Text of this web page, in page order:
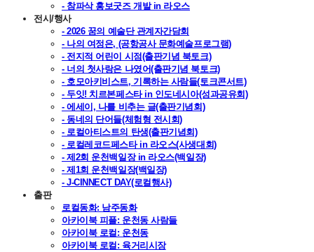
- 참파삭 홍보굿즈 개발 in 라오스
전시/행사
- 2026 꿈의 예술단 관계자간담회
- 나의 여정은, (공항공사 문화예술프로그램)
- 전지적 어린이 시점(출판기념 북토크)
- 너의 첫사랑은 나였어(출판기념 북토크)
- 호모아키비스트, 기록하는 사람들(토크콘서트)
- 두잇! 치르본페스타 in 인도네시아(성과공유회)
- 에세이, 나를 비추는 글(출판기념회)
- 동네의 단어들(체험형 전시회)
- 로컬아티스트의 탄생(출판기념회)
- 로컬레코드페스타 in 라오스(사생대회)
- 제2회 운천백일장 in 라오스(백일장)
- 제1회 운천백일장(백일장)
- J-CINNECT DAY(로컬행사)
출판
로컬동화: 남주동화
아카이북 피플: 운천동 사람들
아카이북 로컬: 운천동
아카이북 로컬: 육거리시장